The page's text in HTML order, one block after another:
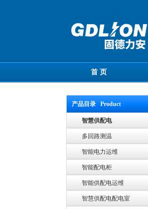
首 页
产品目录 Product
智慧供配电
多回路测温
智能电力运维
智能配电柜
智能供配电运维
智慧供配电配电室